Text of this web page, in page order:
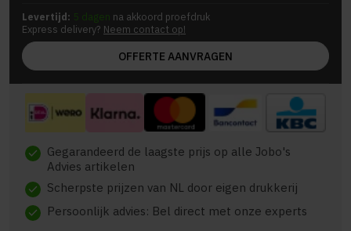
Levertijd: 5 dagen na akkoord proefdruk
Express delivery? Neem contact op!
OFFERTE AANVRAGEN
check Gegarandeerd de laagste prijs op alle Jobo's
Advies artikelen
check Scherpste prijzen van NL door eigen drukkerij
check Persoonlijk advies: Bel direct met onze experts